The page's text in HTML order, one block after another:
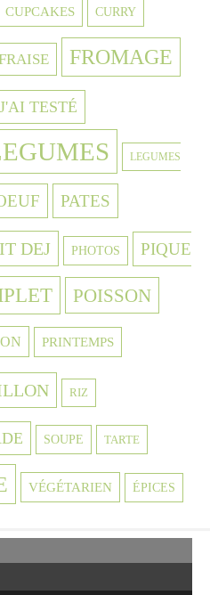
CUPCAKES CURRY
FROMAGE
J'AI TESTÉ
LEGUMES
PATES
DEJ PHOTOS PIQUE
POISSON
PRINTEMPS
RIZ
SOUPE TARTE
VÉGÉTARIEN ÉPICES